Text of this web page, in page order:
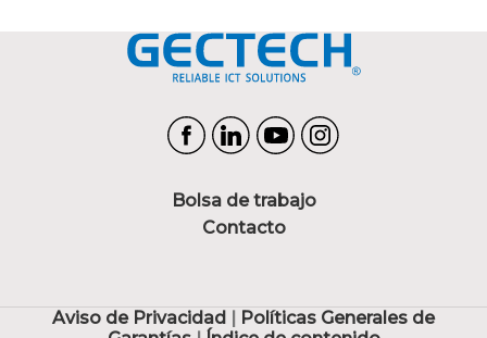
Bolsa de trabajo
Contacto
Aviso de Privacidad
Políticas Generales de